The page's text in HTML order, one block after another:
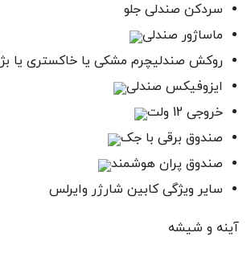
سردکن صندلی جلو
ماساژور صندلی
روکش صندلیچرم مشکی یا خاکستری یا بژ
ایزوفیکس صندلی
خروجی 12 ولت
صندوق برقی با جک
صندوق پران هوشمند
سایر ویژگی‌ کابین شارژر وایرلس
آینه و شیشه‌